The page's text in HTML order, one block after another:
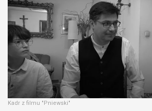
Kadr z filmu "Pniewski"